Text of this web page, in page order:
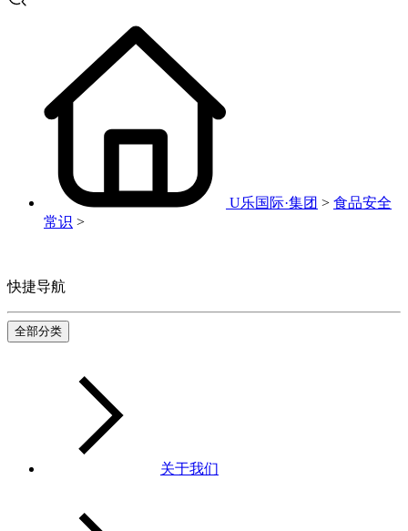
U乐国际·集团 > 食品安全
常识 >
快捷导航
全部分类
关于我们